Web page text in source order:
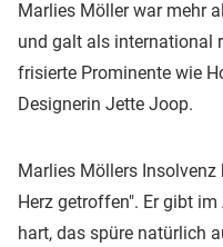
Marlies Möller war mehr
und galt als international
frisierte Prominente wie
Designerin Jette Joop.
Marlies Möllers
Herz getroffen". Er gibt
hart, das spüre natürlich